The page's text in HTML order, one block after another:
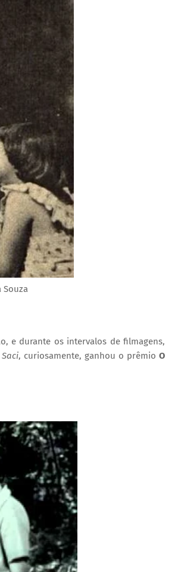
Souza
e durante os intervalos de filmagens,
Saci, curiosamente, ganhou o prêmio O